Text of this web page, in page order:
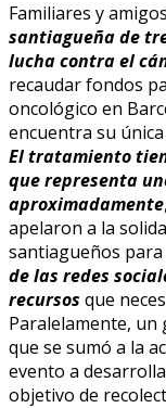
Familiares y
santiagueña de
lucha contra el
recaudar fondos
oncológico en
encuentra su
El tratamiento
que representa
aproximadamente
apelaron a la
santiagueños
de las redes
recursos que
Paralelamente, un
que se sumó a la
evento a
objetivo de